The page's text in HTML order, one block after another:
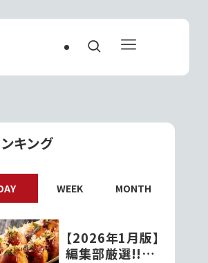
キング
WEEK MONTH
【2026年1月版】
編集部厳選!!茨